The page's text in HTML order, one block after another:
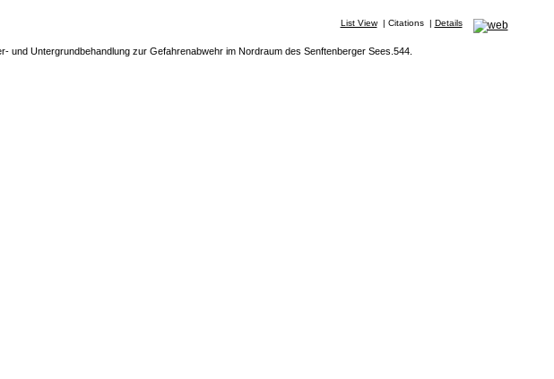
List View| Citations| Details
Untergrundbehandlung zur Gefahrenabwehr im Nordraum des Senftenberger Sees.544.